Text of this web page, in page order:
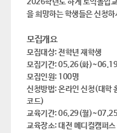
2026학년도 하계 토익몰입
을 희망하는 학생들은 신청
모집개요
모집대상: 전학년 재학생
모집기간: 05.26(화
모집인원: 100명
신청방법: 온라인 신청(대학
코드)
교육기간: 06.29(월
교육장소: 대전 메디컬캠퍼